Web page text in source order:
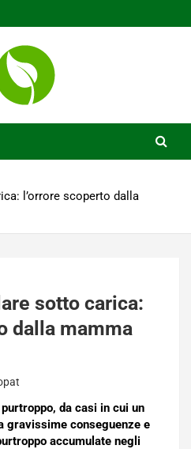
l’orrore scoperto dalla
sotto carica:
dalla mamma
da casi in cui un
gravissime conseguenze e
accumulate negli